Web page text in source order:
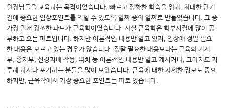
원장님들을 교육하는 목적이었습니다. 빠르고 정확한 학습을 위해, 최대한 단기
간에 중요한 임상포인트를 익힐 수 있도록 알짜 중의 알짜로 만들었습니다. 그 중
가장 먼저 강조한 파트가 근육학이였습니다. 사실 근육학은 학부시절에 많이 공
부하고 오는 파트입니다. 하지만 이론적인 내용만 알고 있지, 임상에 정말 필요
한 내용은 모르고 있는 경우가 많습니다. 정말 필요한 내용보다는 근육의 기시
부, 종지부, 신경지배 작용, 위치 등 이론적인 내용만 알고 계시거나, 그마저도 지
루해 하시다 포기하는 분들을 많이 보았습니다. 근육에 대한 자세한 정보도 중요
하지만, 근육학에서 가장 중요한 포인트는 따로 있습니다.